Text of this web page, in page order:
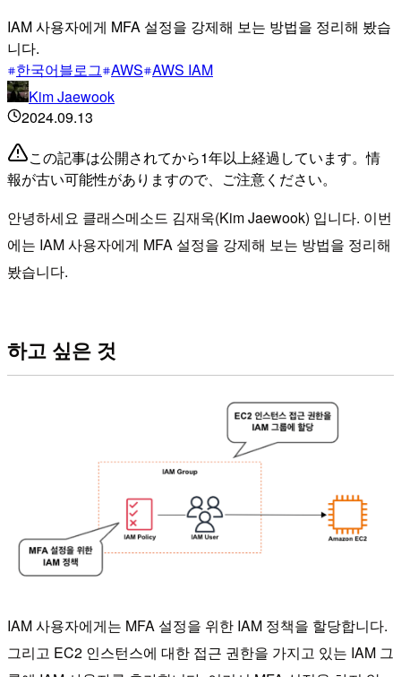
IAM 사용자에게 MFA 설정을 강제해 보는 방법을 정리해 봤습
니다.
한국어블로그 AWS AWS IAM
Kim Jaewook
2024.09.13
この記事は公開されてから1年以上経過しています。情
報が古い可能性がありますので、ご注意ください。
안녕하세요 클래스메소드 김재욱(Kim Jaewook) 입니다. 이번
에는 IAM 사용자에게 MFA 설정을 강제해 보는 방법을 정리해
봤습니다.
하고 싶은 것
IAM 사용자에게는 MFA 설정을 위한 IAM 정책을 할당합니다.
그리고 EC2 인스턴스에 대한 접근 권한을 가지고 있는 IAM 그